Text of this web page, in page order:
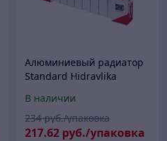
Алюминиевый радиатор
Standard Hidravlika
В наличии
217.62 руб./упаковка
234 руб./упаковка